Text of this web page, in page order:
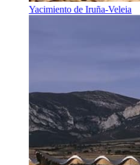
Yacimiento de Iruña-Veleia